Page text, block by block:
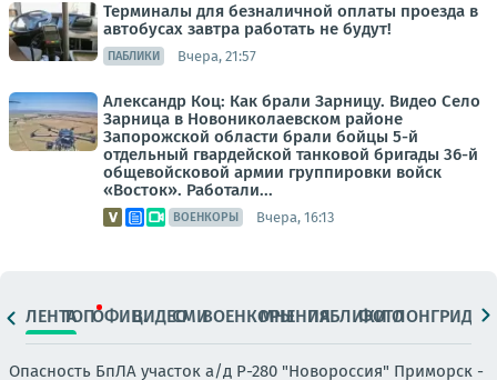
Терминалы для безналичной оплаты проезда в
автобусах завтра работать не будут!
ПАБЛИКИ Вчера, 21:57
Александр Коц: Как брали Зарницу. Видео Село
Зарница в Новониколаевском районе
Запорожской области брали бойцы 5-й
отдельный гвардейской танковой бригады 36-й
общевойсковой армии группировки войск
«Восток». Работали...
ВОЕНКОРЫ Вчера, 16:13
ЛЕНТАТОПОФИЦ.ВИДЕОСМИВОЕНКОРЫМНЕНИЯПАБЛИКИ
ФОТОЛОНГРИДЫ
Опасность БпЛА участок а/д Р-280 "Новороссия" Приморск -